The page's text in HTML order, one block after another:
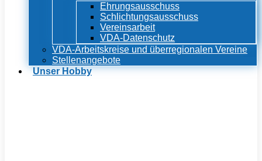
Ehrungsausschuss
Schlichtungsausschuss
Vereinsarbeit
VDA-Datenschutz
VDA-Arbeitskreise und überregionalen Vereine
Stellenangebote
Unser Hobby